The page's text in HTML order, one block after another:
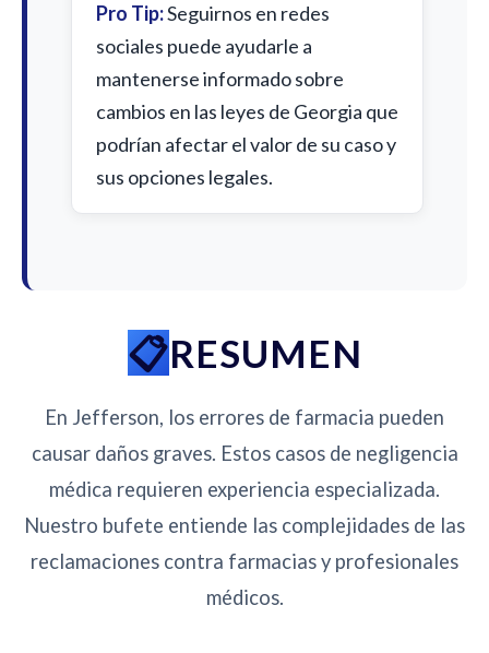
Pro Tip:Seguirnos en redes
sociales puede ayudarle a
mantenerse informado sobre
cambios en las leyes de Georgia que
podrían afectar el valor de su caso y
sus opciones legales.
RESUMEN
En Jefferson, los errores de farmacia pueden
causar daños graves. Estos casos de negligencia
médica requieren experiencia especializada.
Nuestro bufete entiende las complejidades de las
reclamaciones contra farmacias y profesionales
médicos.